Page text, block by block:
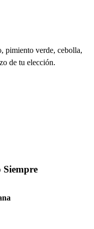
pimiento verde, cebolla,
de tu elección.
Siempre